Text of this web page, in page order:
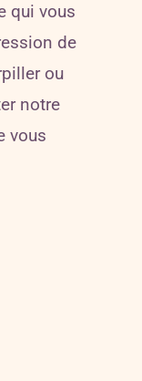
qui vous
de
ou
notre
vous